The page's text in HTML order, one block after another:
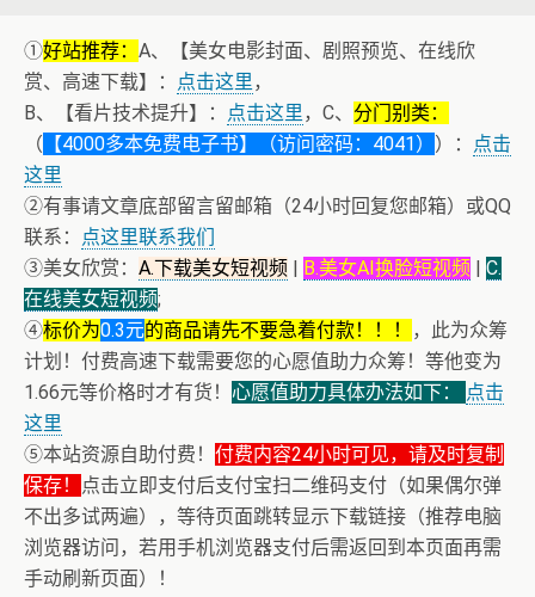
①好站推荐： A、【美女电影封面、剧照预览、在线欣
赏、高速下载】：
点击这里，
B、【看片技术提升】：
点击这里，C、 分门别类：
（ 【4000多本免费电子书】（访问密码：4041） ）：
点击
这里
②有事请文章底部留言留邮箱（24小时回复您邮箱）或QQ
联系：
点这里联系我们
③美女欣赏： A.下载美女短视频 | B.美女AI换脸短视频 | C.
在线美女短视频;
④标价为0.3元的商品请先不要急着付款！！！
，此为众筹
计划！付费高速下载需要您的心愿值助力众筹！等他变为
1.66元等价格时才有货！ 心愿值助力具体办法如下：
点击
这里
⑤本站资源自助付费！ 付费内容24小时可见，请及时复制
保存！
点击立即支付后支付宝扫二维码支付（如果偶尔弹
不出多试两遍），等待页面跳转显示下载链接（推荐电脑
浏览器访问，若用手机浏览器支付后需返回到本页面再需
手动刷新页面）！
+ 恭喜IP为180.201.1.217的网友为电子书籍《动力电池管
理系统核心算法》众筹一次！
+ 【真·核心技术】搜片神器+下载+在线看片神器